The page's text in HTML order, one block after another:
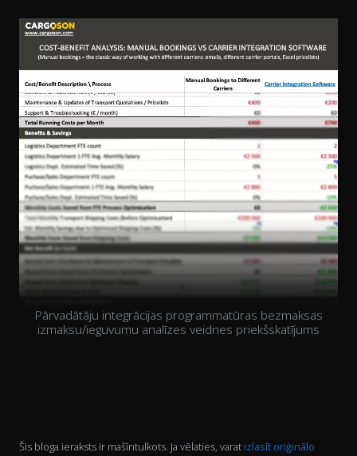
Pārvadātāju integrācijas programmatūras bezmaksas
izmaksu/ieguvumu analīzes veidnes priekšskatījums
Šis bloga ieraksts ir mašīntulkots. Ja vēlaties, varat izlasīt oriģinālo